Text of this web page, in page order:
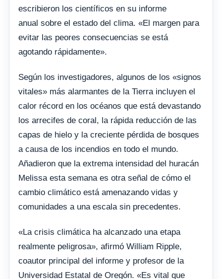
escribieron los científicos en su informe
anual sobre el estado del clima. «El margen para
evitar las peores consecuencias se está
agotando rápidamente».
Según los investigadores, algunos de los «signos
vitales» más alarmantes de la Tierra incluyen el
calor récord en los océanos que está devastando
los arrecifes de coral, la rápida reducción de las
capas de hielo y la creciente pérdida de bosques
a causa de los incendios en todo el mundo.
Añadieron que la extrema intensidad del huracán
Melissa esta semana es otra señal de cómo el
cambio climático está amenazando vidas y
comunidades a una escala sin precedentes.
«La crisis climática ha alcanzado una etapa
realmente peligrosa», afirmó William Ripple,
coautor principal del informe y profesor de la
Universidad Estatal de Oregón. «Es vital que